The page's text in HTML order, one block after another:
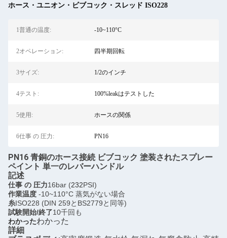
ホース・ユニオン・ビブコック・スレッド ISO228
1普通の温度: -10~110°C
2オペレーション: 四半期回転
3サイズ: 1/2のインチ
4テスト: 100%leakはテストした
5使用: ホースの関係
6仕事 の 圧力: PN16
PN16 青銅のホース接続 ビブコック 塗装されたスプレー
ペイント 単一のレバーハンドル
記述
仕事 の 圧力16bar (232PSI)
作業温度 -10~110°C 蒸気がない場合
糸ISO228 (DIN 259とBS2779と同等)
試験開始/終了10千回も
わかったわかった
詳細